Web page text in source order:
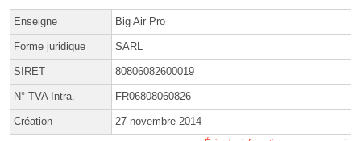
Enseigne Big Air Pro
Forme juridique SARL
SIRET 80806082600019
N° TVA Intra. FR06808060826
Création 27 novembre 2014